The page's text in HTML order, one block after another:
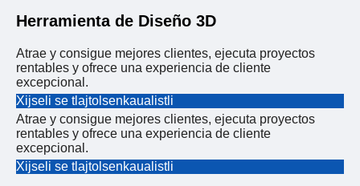
Herramienta de Diseño 3D
Atrae y consigue mejores clientes, ejecuta proyectos
rentables y ofrece una experiencia de cliente
excepcional.
Xijseli se tlajtolsenkaualistli
Atrae y consigue mejores clientes, ejecuta proyectos
rentables y ofrece una experiencia de cliente
excepcional.
Xijseli se tlajtolsenkaualistli